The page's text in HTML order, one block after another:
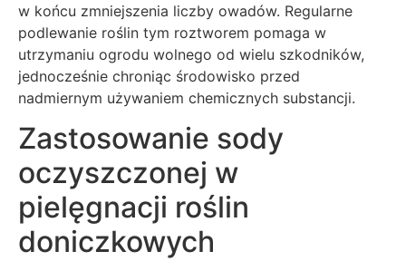
w końcu zmniejszenia liczby owadów. Regularne
podlewanie roślin tym roztworem pomaga w
utrzymaniu ogrodu wolnego od wielu szkodników,
jednocześnie chroniąc środowisko przed
nadmiernym używaniem chemicznych substancji.
Zastosowanie sody
oczyszczonej w
pielęgnacji roślin
doniczkowych